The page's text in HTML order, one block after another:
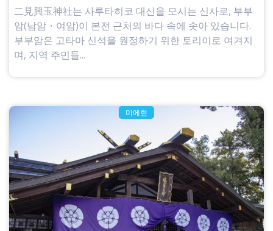
二見興玉神社는 사루타히코 대신을 모시는 신사로, 부부
암(남암・여암)이 본전 근처의 바다 속에 솟아 있습니다.
부부암은 고타마 신석을 원정하기 위한 토리이로 여겨지
며, 지역 주민들...
미에현